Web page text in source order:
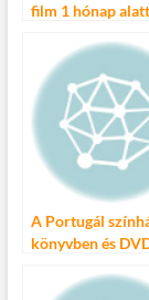
film 1 hónap
A Portugál
könyvben és